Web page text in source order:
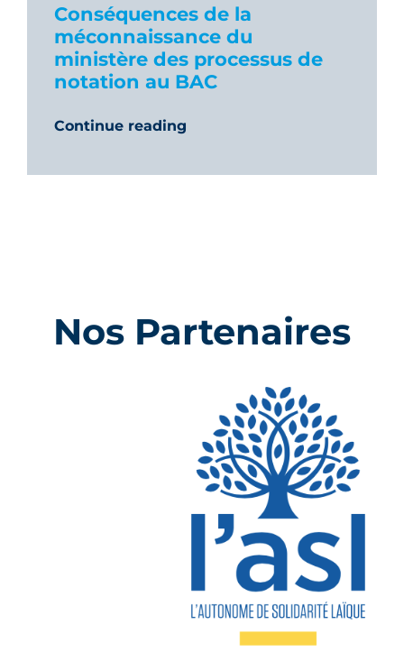
Conséquences de la
méconnaissance du
ministère des processus de
notation au BAC
Continue reading
Nos Partenaires